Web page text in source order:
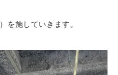
を施していきます。